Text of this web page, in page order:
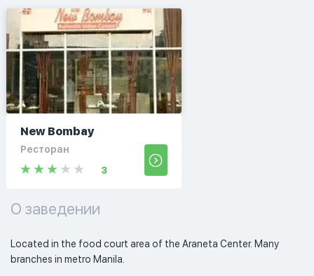
New Bombay
Ресторан
3
О заведении
Located in the food court area of the Araneta Center. Many
branches in metro Manila.